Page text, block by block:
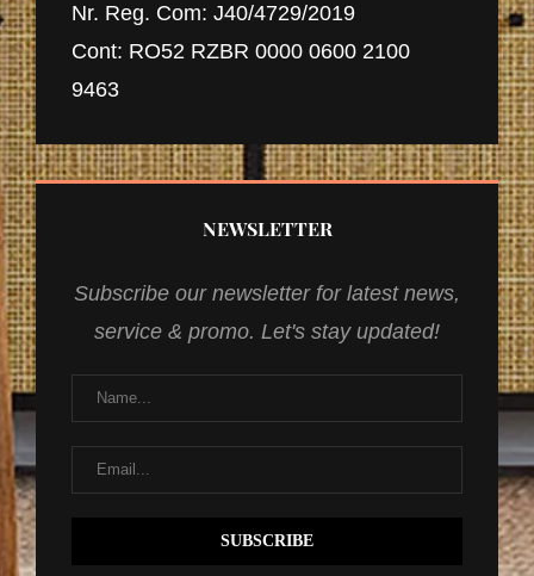
Nr. Reg. Com: J40/4729/2019
Cont: RO52 RZBR 0000 0600 2100
9463
NEWSLETTER
Subscribe our newsletter for latest news,
service & promo. Let's stay updated!